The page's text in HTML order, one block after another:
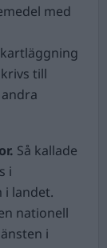
med
till
Så kallade
i
landet.
nationell
i